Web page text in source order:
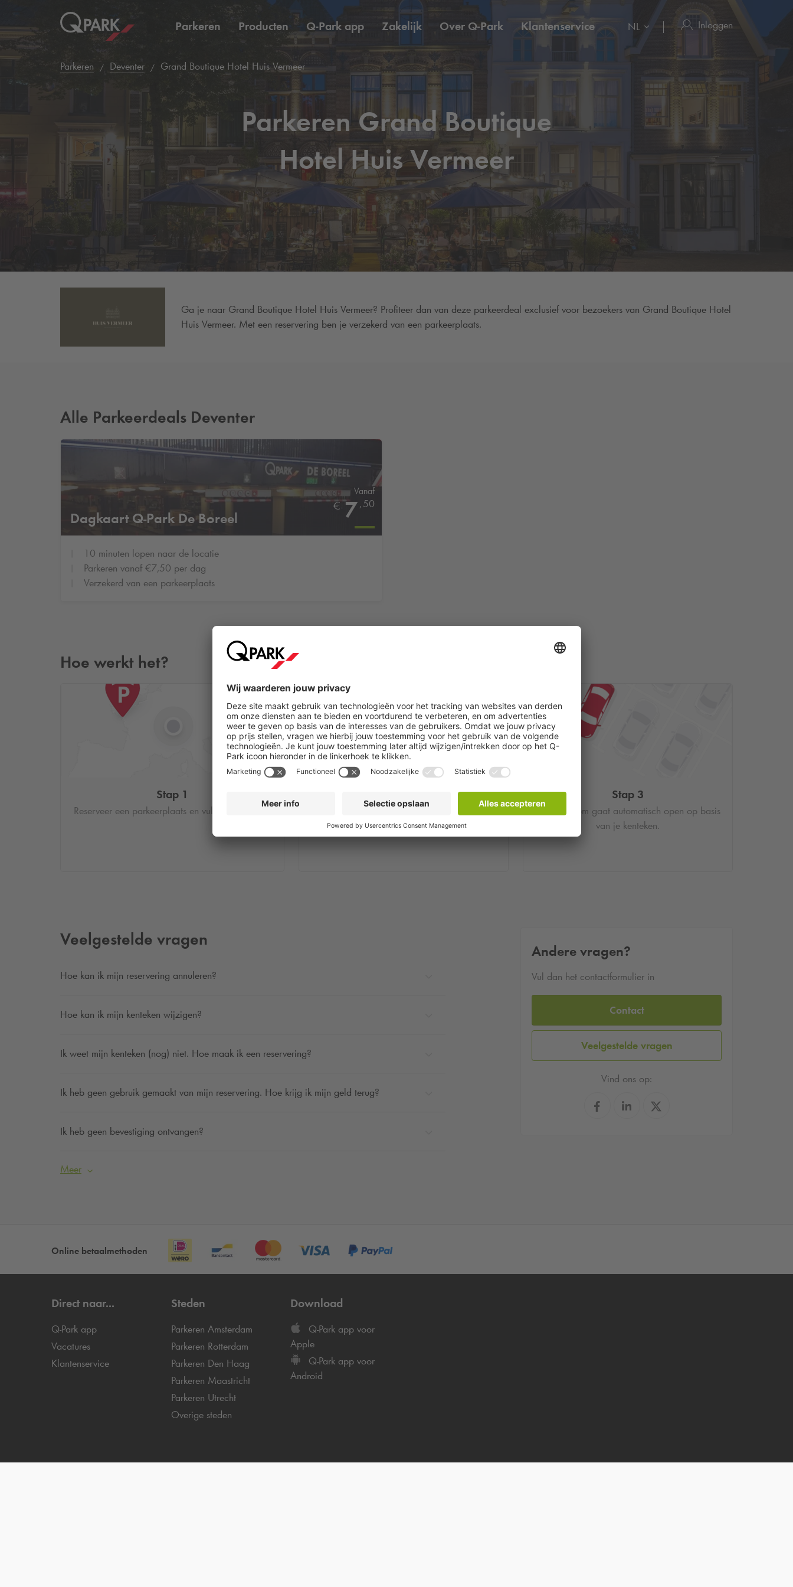
Parkeren Producten Q-Park app Zakelijk Over Q-Park Klantenservice NL Inloggen
Parkeren Deventer Grand Boutique Hotel Huis Vermeer
Parkeren Grand Boutique
Hotel Huis Vermeer
Ga je naar Grand Boutique Hotel Huis Vermeer? Profiteer dan van deze parkeerdeal exclusief voor bezoekers van Grand Boutique Hotel
Huis Vermeer. Met een reservering ben je verzekerd van een parkeerplaats.
Alle Parkeerdeals Deventer
Dagkaart Q-Park De Boreel
Vanaf
€ 7,50
10 minuten lopen naar de locatie
Parkeren vanaf €7,50 per dag
Verzekerd van een parkeerplaats
Hoe werkt het?
Stap 1
Reserveer een parkeerplaats en vul je kenteken in
Je ontvangt binnen enkele minuten een
bevestigingsmail.
Stap 3
De slagboom gaat automatisch open op basis
van je kenteken.
Veelgestelde vragen
Hoe kan ik mijn reservering annuleren?
Hoe kan ik mijn kenteken wijzigen?
Ik weet mijn kenteken (nog) niet. Hoe maak ik een reservering?
Ik heb geen gebruik gemaakt van mijn reservering. Hoe krijg ik mijn geld terug?
Ik heb geen bevestiging ontvangen?
Meer
Andere vragen?
Vul dan het contactformulier in
Contact
Veelgestelde vragen
Vind ons op:
Online betaalmethoden
Direct naar...
Q-Park app
Vacatures
Klantenservice
Steden
Parkeren Amsterdam
Parkeren Rotterdam
Parkeren Den Haag
Parkeren Maastricht
Parkeren Utrecht
Overige steden
Download
Q-Park app voor
Apple
Q-Park app voor
Android